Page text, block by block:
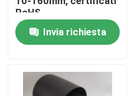
Casa
Video
RoHS
Invia richiesta